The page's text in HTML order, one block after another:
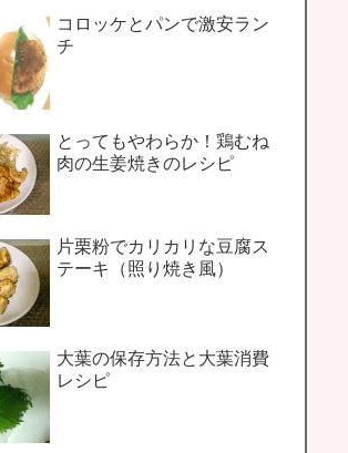
コロッケとパンで激安ラン
チ
とってもやわらか！鶏むね
肉の生姜焼きのレシピ
片栗粉でカリカリな豆腐ス
テーキ（照り焼き風）
大葉の保存方法と大葉消費
レシピ